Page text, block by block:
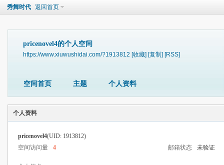
秀舞时代 返回首页
pricenovel4的个人空间
https://www.xiuwushidai.com/?1913812 [收藏] [复制] [RSS]
空间首页 主题 个人资料
个人资料
pricenovel4(UID: 1913812)
空间访问量
4 邮箱状态 未验证